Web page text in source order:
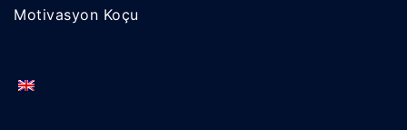
Motivasyon Koçu